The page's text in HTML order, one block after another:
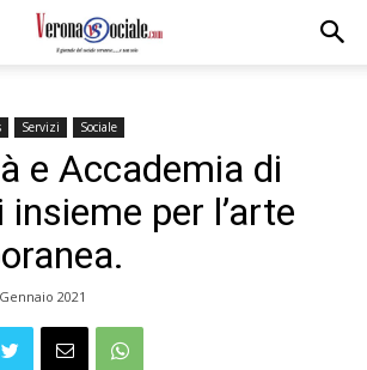
Servizi Sociale
e Accademia di
per l’arte
2021